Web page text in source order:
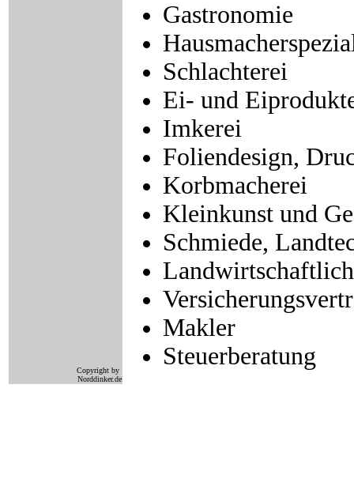
Gastronomie
Schlachterei
Ei- und
Imkerei
Foliendesign,
Korbmacherei
Kleinkunst und
Schmiede,
Makler
Steuerberatung
Copyright by
Norddinker.de